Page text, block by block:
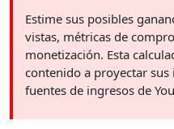
Estime sus posibles
vistas, métricas de
monetización. Esta
contenido a proyectar sus
fuentes de ingresos de